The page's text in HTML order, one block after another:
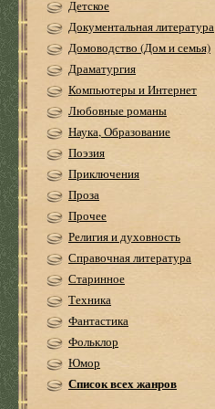
Детское
Документальная литература
Домоводство (Дом и семья)
Драматургия
Компьютеры и Интернет
Любовные романы
Наука, Образование
Поэзия
Приключения
Проза
Прочее
Религия и духовность
Справочная литература
Старинное
Техника
Фантастика
Фольклор
Юмор
Список всех жанров